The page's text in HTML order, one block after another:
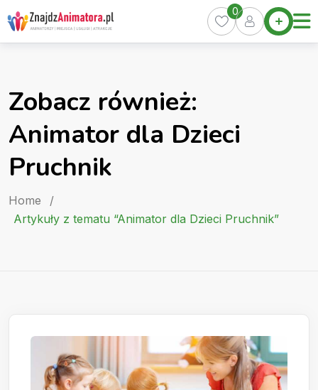
Skip
to
content
Home
Oferty
Kurs
0
Zobacz również:
Animator dla Dzieci
Pruchnik
Home
/
Artykuły z tematu “Animator dla Dzieci Pruchnik”